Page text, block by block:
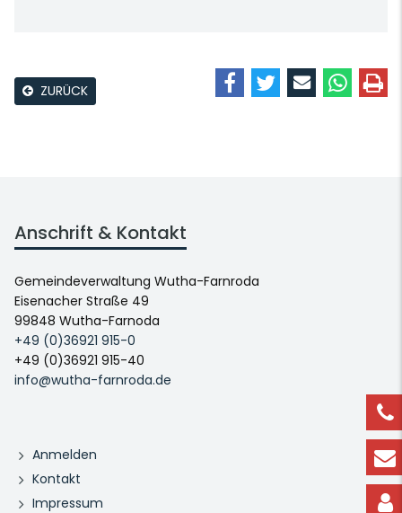
ZURÜCK
Anschrift & Kontakt
Gemeindeverwaltung Wutha-Farnroda
Eisenacher Straße 49
99848 Wutha-Farnoda
+49 (0)36921 915-0
+49 (0)36921 915-40
info@wutha-farnroda.de
Anmelden
Kontakt
Impressum